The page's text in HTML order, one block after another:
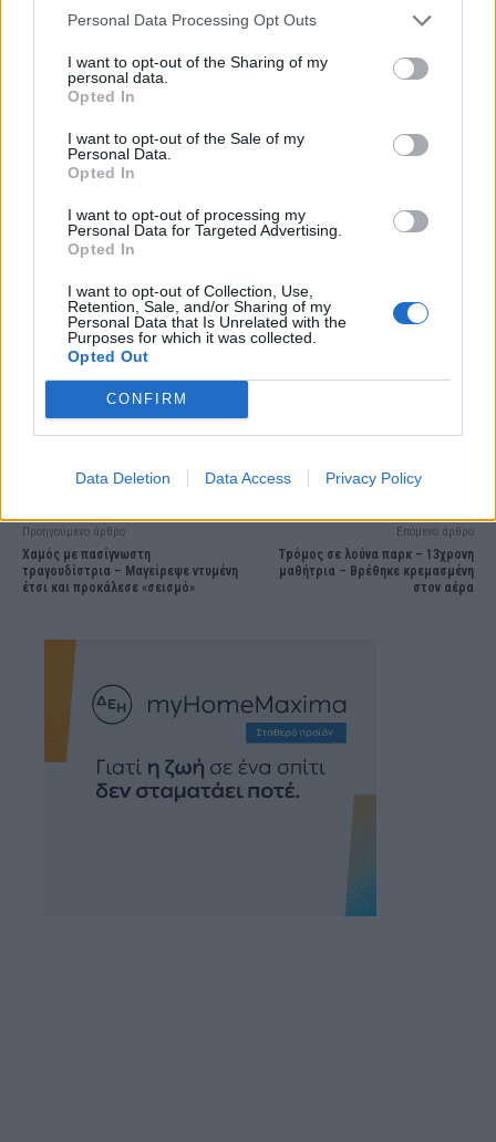
Personal Data Processing Opt Outs
I want to opt-out of the Sharing of my
personal data.
Opted In
I want to opt-out of the Sale of my
Personal Data.
Opted In
I want to opt-out of processing my
Personal Data for Targeted Advertising.
Opted In
I want to opt-out of Collection, Use,
Retention, Sale, and/or Sharing of my
Personal Data that Is Unrelated with the
Purposes for which it was collected.
Opted Out
CONFIRM
Data Deletion Data Access Privacy Policy
Προηγούμενο άρθρο
Χαμός με πασίγνωστη
τραγουδίστρια – Μαγείρεψε ντυμένη
έτσι και προκάλεσε «σεισμό»
Επόμενο άρθρο
Τpόμος σε λούνα παρκ – 13χρονη
μαθήτρια – Βρέθηκε κρεμασμένη
στον αέρα